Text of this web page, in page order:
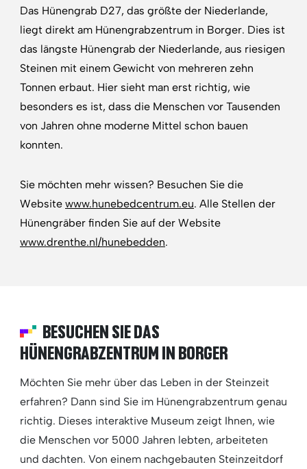
Das Hünengrab D27, das größte der Niederlande,
liegt direkt am Hünengrabzentrum in Borger. Dies ist
das längste Hünengrab der Niederlande, aus riesigen
Steinen mit einem Gewicht von mehreren zehn
Tonnen erbaut. Hier sieht man erst richtig, wie
besonders es ist, dass die Menschen vor Tausenden
von Jahren ohne moderne Mittel schon bauen
konnten.
Sie möchten mehr wissen? Besuchen Sie die
Website www.hunebedcentrum.eu. Alle Stellen der
Hünengräber finden Sie auf der Website
www.drenthe.nl/hunebedden.
BESUCHEN SIE DAS
HÜNENGRABZENTRUM IN BORGER
Möchten Sie mehr über das Leben in der Steinzeit
erfahren? Dann sind Sie im Hünengrabzentrum genau
richtig. Dieses interaktive Museum zeigt Ihnen, wie
die Menschen vor 5000 Jahren lebten, arbeiteten
und dachten. Von einem nachgebauten Steinzeitdorf